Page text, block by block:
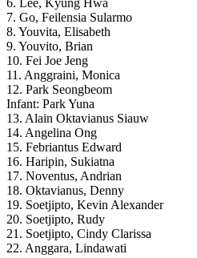
7. Go, Feilensia Sularmo
8. Youvita, Elisabeth
9. Youvito, Brian
10. Fei Joe Jeng
11. Anggraini, Monica
12. Park Seongbeom
Infant: Park Yuna
13. Alain Oktavianus Siauw
14. Angelina Ong
15. Febriantus Edward
16. Haripin, Sukiatna
17. Noventus, Andrian
18. Oktavianus, Denny
19. Soetjipto, Kevin Alexander
20. Soetjipto, Rudy
21. Soetjipto, Cindy Clarissa
22. Anggara, Lindawati